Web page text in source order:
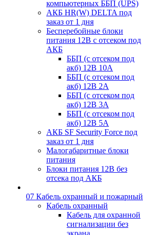
компьютерных ББП (UPS)
АКБ HR(W) DELTA под
заказ от 1 дня
Бесперебойные блоки
питания 12В с отсеком под
АКБ
ББП (с отсеком под
акб) 12В 10А
ББП (с отсеком под
акб) 12В 2А
ББП (с отсеком под
акб) 12В 3А
ББП (с отсеком под
акб) 12В 5А
АКБ SF Security Force под
заказ от 1 дня
Малогабаритные блоки
питания
Блоки питания 12В без
отсека под АКБ
07 Кабель охранный и пожарный
Кабель охранный
Кабель для охранной
сигнализации без
экрана